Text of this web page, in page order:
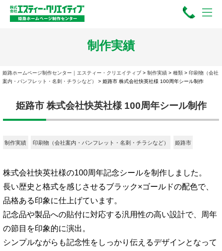
制作実績
姫路ホームページ制作センター｜エスティー・クリエイティブ> 制作実績> 種類> 印刷物（会社
案内・パンフレット・名刺・チラシなど）
> 姫路市 株式会社快英社様 100周年シール制作
姫路市 株式会社快英社様 100周年シール制作
制作実績 印刷物（会社案内・パンフレット・名刺・チラシなど） 姫路市
株式会社快英社様の100周年記念シールを制作しました。
長い歴史と格式を感じさせるブラック×ゴールドの配色で、
品格ある印象に仕上げています。
記念品や製品への貼付に対応する汎用性の高い設計で、周年
の節目を印象的に演出。
シンプルながらも記念性をしっかり伝えるデザインとなって